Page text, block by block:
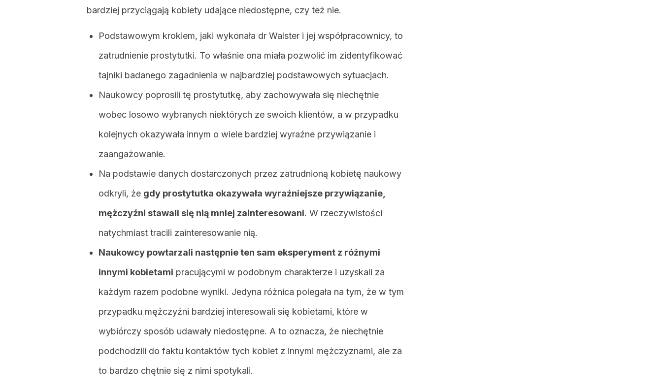
bardziej przyciągają kobiety udające niedostępne, czy też nie.
Podstawowym krokiem, jaki wykonała dr Walster i jej współpracownicy, to
zatrudnienie prostytutki. To właśnie ona miała pozwolić im zidentyfikować
tajniki badanego zagadnienia w najbardziej podstawowych sytuacjach.
Naukowcy poprosili tę prostytutkę, aby zachowywała się niechętnie
wobec losowo wybranych niektórych ze swoich klientów, a w przypadku
kolejnych okazywała innym o wiele bardziej wyraźne przywiązanie i
zaangażowanie.
Na podstawie danych dostarczonych przez zatrudnioną kobietę naukowy
odkryli, że gdy prostytutka okazywała wyraźniejsze przywiązanie,
mężczyźni stawali się nią mniej zainteresowani. W rzeczywistości
natychmiast tracili zainteresowanie nią.
Naukowcy powtarzali następnie ten sam eksperyment z różnymi
innymi kobietami pracującymi w podobnym charakterze i uzyskali za
każdym razem podobne wyniki. Jedyna różnica polegała na tym, że w tym
przypadku mężczyźni bardziej interesowali się kobietami, które w
wybiórczy sposób udawały niedostępne. A to oznacza, że niechętnie
podchodzili do faktu kontaktów tych kobiet z innymi mężczyznami, ale za
to bardzo chętnie się z nimi spotykali.